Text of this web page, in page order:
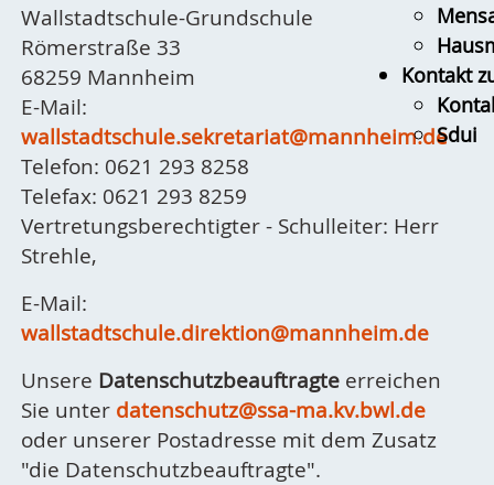
Kontakt
Sdui
Wallstadtschule-Grundschule
Römerstraße 33
68259 Mannheim
E-Mail:
wallstadtschule.sekretariat@mannheim.de
Telefon: 0621 293 8258
Telefax: 0621 293 8259
Vertretungsberechtigter - Schulleiter: Herr
Strehle,
E-Mail:
wallstadtschule.direktion@mannheim.de
Unsere Datenschutzbeauftragte erreichen
Sie unter datenschutz@ssa-ma.kv.bwl.de
oder unserer Postadresse mit dem Zusatz
"die Datenschutzbeauftragte".